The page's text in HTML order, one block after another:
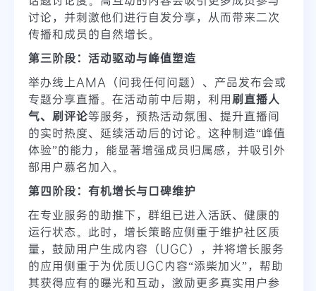
讨论，并刺激他们进行自发分享，从而带来二次
传播和成员的自然增长。
第三阶段：活动驱动与峰值塑造
举办线上AMA（问我任何问题）、产品发布会或
专题分享直播。在活动前中后期，利用刷直播人
气、刷评论等服务，预热活动氛围、提升直播间
的实时热度、延续活动后的讨论。这种制造“峰值
体验”的能力，能显著增强成员归属感，并吸引外
部用户慕名加入。
第四阶段：有机增长与口碑维护
在专业服务的助推下，群组已进入活跃、健康的
运行状态。此时，增长策略应侧重于维护社区质
量，鼓励用户生成内容（UGC），并将增长服务
的应用侧重于为优质UGC内容“添柴加火”，帮助
其获得应有的曝光和互动，激励更多真实用户参